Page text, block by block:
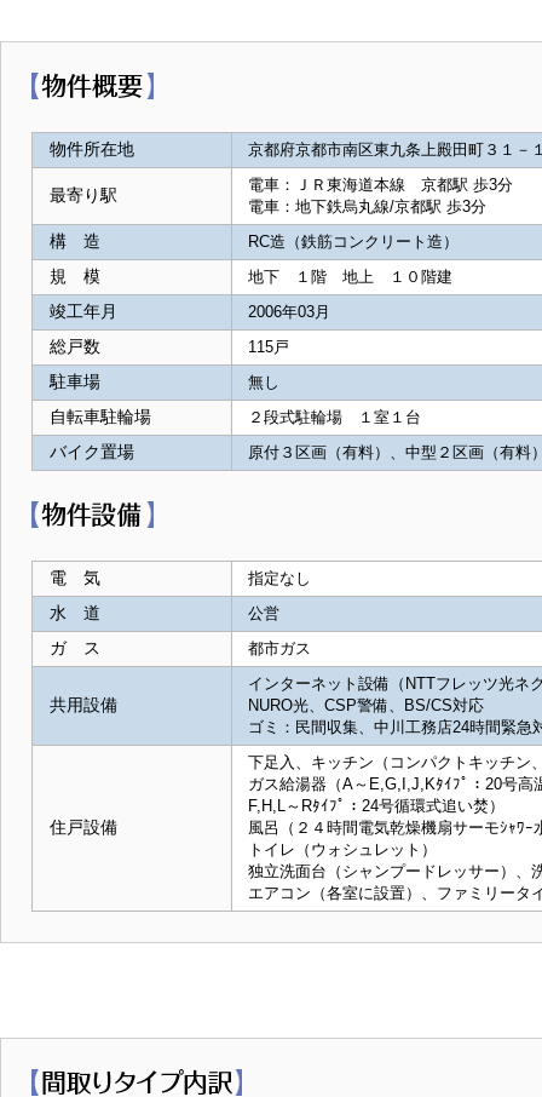
物件所在地 京都府京都市南区東九条上殿田町３１－
最寄り駅
電車：ＪＲ東海道本線 京都駅 歩3分
電車：地下鉄烏丸線/京都駅 歩3分
構 造 RC造（鉄筋コンクリート造）
規 模 地下 １階 地上 １０階建
竣工年月 2006年03月
総戸数 115戸
駐車場 無し
自転車駐輪場 ２段式駐輪場 １室１台
バイク置場 原付３区画（有料）、中型２区画（有料
電 気 指定なし
水 道 公営
ガ ス 都市ガス
共用設備
インターネット設備（NTTフレッツ光ネ
NURO光、CSP警備、BS/CS対応
ゴミ：民間収集、中川工務店24時間緊急
住戸設備
下足入、キッチン（コンパクトキッチン
ガス給湯器（A～E,G,I,J,Kﾀｲﾌﾟ：20号高
F,H,L～Rﾀｲﾌﾟ：24号循環式追い焚）
風呂（２４時間電気乾燥機扇サーモｼｬﾜｰ
トイレ（ウォシュレット）
独立洗面台（シャンプードレッサー）、
エアコン（各室に設置）、ファミリータ